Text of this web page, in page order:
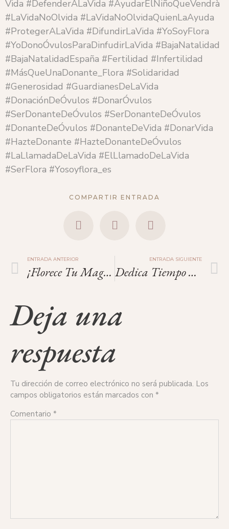
Vida #DefenderALaVida #AyudarElNiñoQueVendrà
#LaVidaNoOlvida #LaVidaNoOlvidaQuienLaAyuda
#ProtegerALaVida #DifundirLaVida #YoSoyFlora
#YoDonoÓvulosParaDinfudirLaVida #BajaNatalidad
#BajaNatalidadEspaña #Fertilidad #Infertilidad
#MásQueUnaDonante_Flora #Solidaridad
#Generosidad #GuardianesDeLaVida
#DonaciónDeÓvulos #DonarÓvulos
#SerDonanteDeÓvulos #SerDonanteDeÓvulos
#DonanteDeÓvulos #DonanteDeVida #DonarVida
#HazteDonante #HazteDonanteDeÓvulos
#LaLlamadaDeLaVida #ElLlamadoDeLaVida
#SerFlora #Yosoyflora_es
COMPARTIR ENTRADA
ENTRADA ANTERIOR
¡Florece Tu Magia Interior!
ENTRADA SIGUIENTE
Dedica Tiempo A Tus Amigas.
Deja una
respuesta
Tu dirección de correo electrónico no será publicada. Los
campos obligatorios están marcados con *
Comentario *